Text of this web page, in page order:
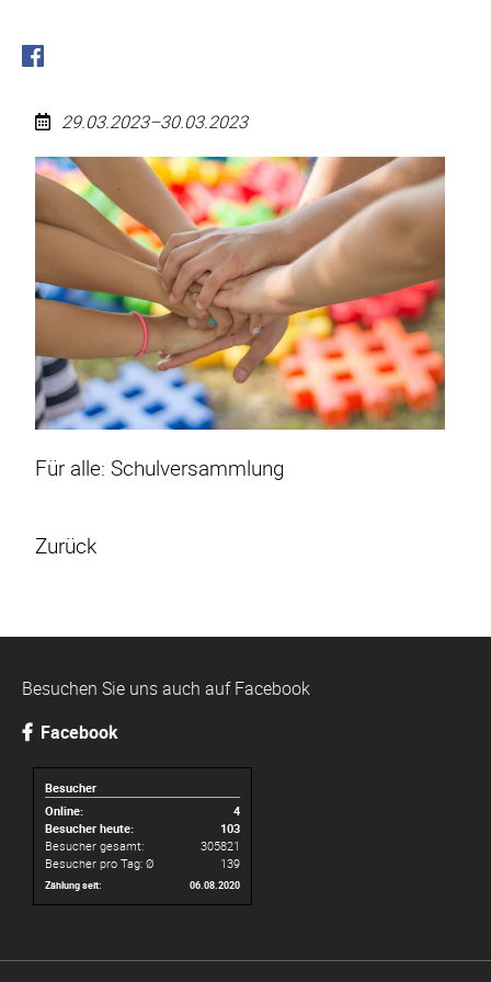
29.03.2023–30.03.2023
Für
Schulversammlung
Für alle: Schulversammlung
Zurück
Besuchen Sie uns auch auf Facebook
Facebook
Besucher
Online:
4
Besucher heute:
103
Besucher gesamt:
305821
Besucher pro Tag: Ø
139
Zählung seit: 06.08.2020